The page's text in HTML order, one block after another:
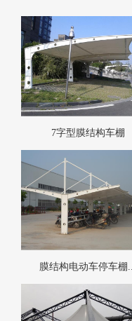
7字型膜结构车棚
膜结构电动车停车棚...